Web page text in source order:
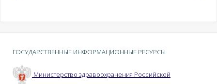
ГОСУДАРСТВЕННЫЕ ИНФОРМАЦИОННЫЕ РЕСУРСЫ
Министерство здравоохранения Российской